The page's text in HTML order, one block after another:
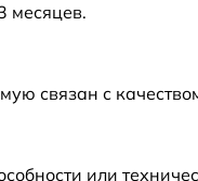
месяцев.
связан с
или